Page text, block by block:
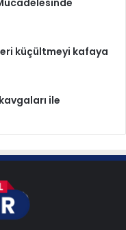
küçültmeyi kafaya
ile